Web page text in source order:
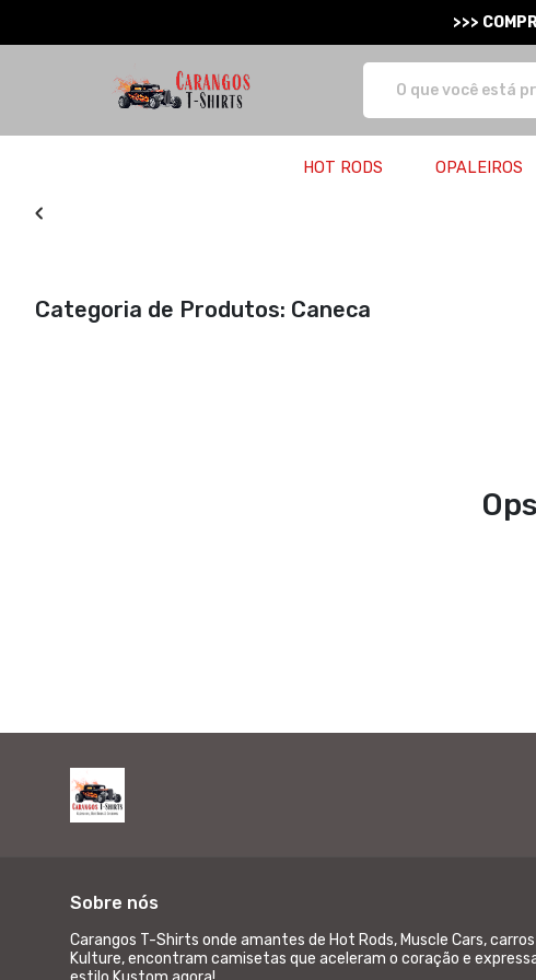
>>>
HOT RODS OPALEIROS
Categoria de Produtos: Caneca
Sobre nós
Carangos T-Shirts onde amantes de Hot Rods, Muscle Cars,
Kulture, encontram camisetas que aceleram o coração e